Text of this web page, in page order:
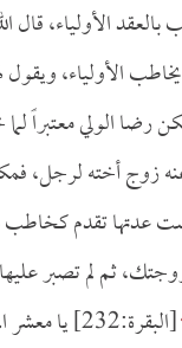
بالعقد الأولياء،
وجل يخاطب الأولياء،
الولي معتبراً
زوج أخته لرجل،
عدتها تقدم كخاطب
ثم لم تصبر
[البقرة:232] يا معشر المؤمنين